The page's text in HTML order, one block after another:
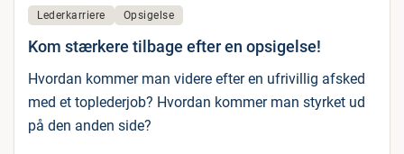
Lederkarriere Opsigelse
Kom stærkere tilbage efter en opsigelse!
Hvordan kommer man videre efter en ufrivillig afsked
med et toplederjob? Hvordan kommer man styrket ud
på den anden side?